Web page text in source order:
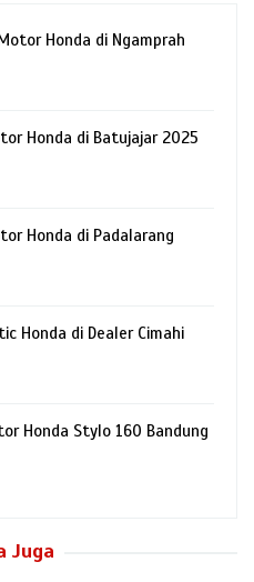
Honda di Ngamprah
Honda di Batujajar 2025
Honda di Padalarang
Honda di Dealer Cimahi
Honda Stylo 160 Bandung
Juga